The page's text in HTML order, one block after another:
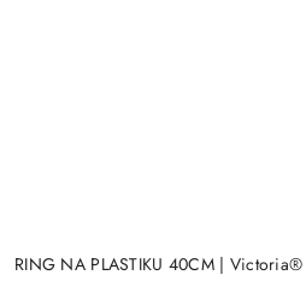
RING NA PLASTIKU 40CM | Victoria®